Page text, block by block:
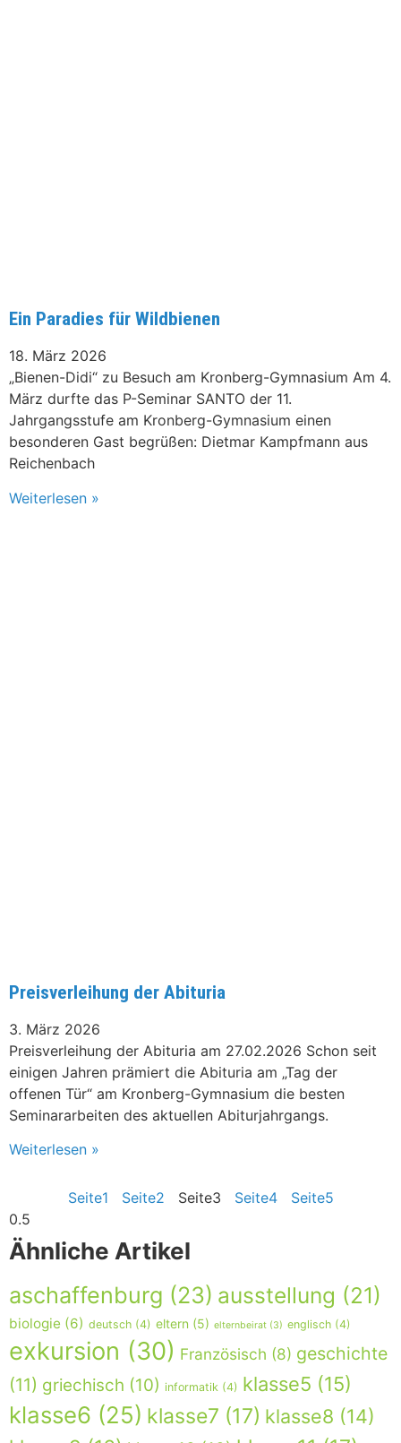
Ein Paradies für Wildbienen
18. März 2026
„Bienen-Didi“ zu Besuch am Kronberg-Gymnasium Am 4.
März durfte das P-Seminar SANTO der 11.
Jahrgangsstufe am Kronberg-Gymnasium einen
besonderen Gast begrüßen: Dietmar Kampfmann aus
Reichenbach
Weiterlesen »
Preisverleihung der Abituria
3. März 2026
Preisverleihung der Abituria am 27.02.2026 Schon seit
einigen Jahren prämiert die Abituria am „Tag der
offenen Tür“ am Kronberg-Gymnasium die besten
Seminararbeiten des aktuellen Abiturjahrgangs.
Weiterlesen »
Seite1 Seite2 Seite3 Seite4 Seite5
Ähnliche Artikel
aschaffenburg (23) ausstellung (21)
biologie (6) deutsch (4) eltern (5) elternbeirat (3) englisch (4)
exkursion (30) Französisch (8) geschichte
(11) griechisch (10) informatik (4) klasse5 (15)
klasse6 (25) klasse7 (17) klasse8 (14)